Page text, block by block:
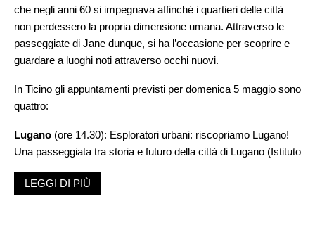
che negli anni 60 si impegnava affinché i quartieri delle città
non perdessero la propria dimensione umana. Attraverso le
passeggiate di Jane dunque, si ha l’occasione per scoprire e
guardare a luoghi noti attraverso occhi nuovi.
In Ticino gli appuntamenti previsti per domenica 5 maggio sono
quattro:
Lugano (ore 14.30): Esploratori urbani: riscopriamo Lugano!
Una passeggiata tra storia e futuro della città di Lugano (Istituto
Bellinzona(ore 14.00): A spasso con Mimì. Grand Tour
LEGGI DI PIÙ